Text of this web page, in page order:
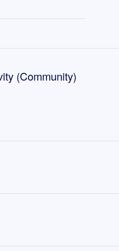
(Community)